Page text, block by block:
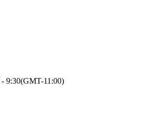
- 9:30(GMT-11:00)